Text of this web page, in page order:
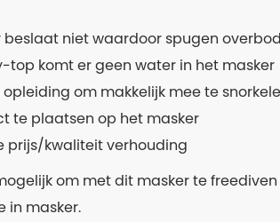
beslaat niet waardoor spugen
top komt er geen water in het masker
om makkelijk mee te
te plaatsen op het masker
prijs/kwaliteit verhouding
om met dit masker te
in masker.